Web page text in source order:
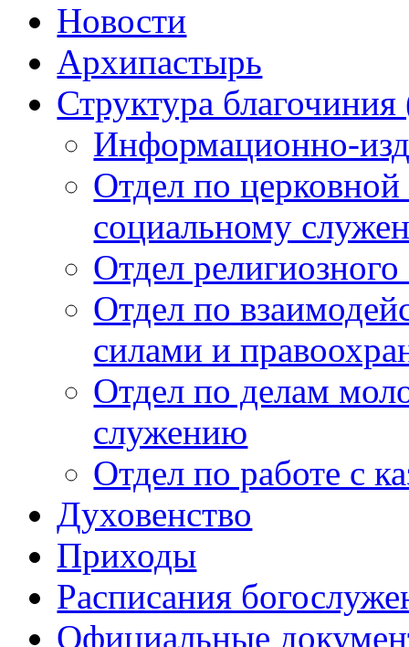
Новости
Архипастырь
Структура
Информационно-
Отдел по церковной
социальному
Отдел
Отдел по
силами и
Отдел по делам
служению
Отдел по работе с
Духовенство
Приходы
Расписания
Официальные